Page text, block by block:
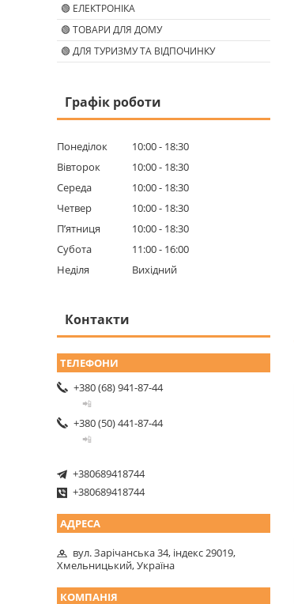
🟢 ЕЛЕКТРОНІКА
🟢 ТОВАРИ ДЛЯ ДОМУ
🟢 ДЛЯ ТУРИЗМУ ТА ВІДПОЧИНКУ
Графік роботи
Понеділок 10:00
18:30
Вівторок
10:00
18:30
Середа
10:00
18:30
Четвер
10:00
18:30
Пʼятниця
10:00
18:30
Субота
11:00
16:00
Неділя
Вихідний
Контакти
+380 (68) 941-87-44
📲
+380 (50) 441-87-44
📲
+380689418744
+380689418744
вул. Зарічанська 34, індекс 29019,
Хмельницький, Україна